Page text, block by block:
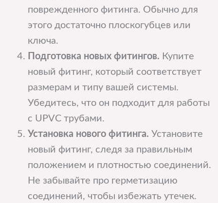
поврежденного фитинга. Обычно для
этого достаточно плоскогубцев или
ключа.
Подготовка новых фитингов. Купите
новый фитинг, который соответствует
размерам и типу вашей системы.
Убедитесь, что он подходит для работы
с UPVC трубами.
Установка нового фитинга. Установите
новый фитинг, следя за правильным
положением и плотностью соединений.
Не забывайте про герметизацию
соединений, чтобы избежать утечек.